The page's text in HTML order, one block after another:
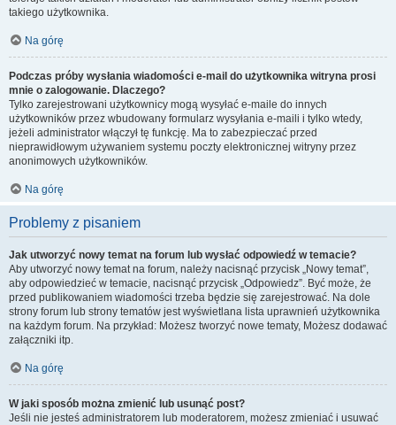
takiego użytkownika.
Na górę
Podczas próby wysłania wiadomości e-mail do użytkownika witryna prosi
mnie o zalogowanie. Dlaczego?
Tylko zarejestrowani użytkownicy mogą wysyłać e-maile do innych
użytkowników przez wbudowany formularz wysyłania e-maili i tylko wtedy,
jeżeli administrator włączył tę funkcję. Ma to zabezpieczać przed
nieprawidłowym używaniem systemu poczty elektronicznej witryny przez
anonimowych użytkowników.
Na górę
Problemy z pisaniem
Jak utworzyć nowy temat na forum lub wysłać odpowiedź w temacie?
Aby utworzyć nowy temat na forum, należy nacisnąć przycisk „Nowy temat”,
aby odpowiedzieć w temacie, nacisnąć przycisk „Odpowiedz”. Być może, że
przed publikowaniem wiadomości trzeba będzie się zarejestrować. Na dole
strony forum lub strony tematów jest wyświetlana lista uprawnień użytkownika
na każdym forum. Na przykład: Możesz tworzyć nowe tematy, Możesz dodawać
załączniki itp.
Na górę
W jaki sposób można zmienić lub usunąć post?
Jeśli nie jesteś administratorem lub moderatorem, możesz zmieniać i usuwać